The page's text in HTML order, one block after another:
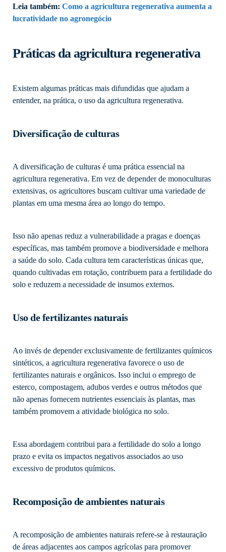
Leia também: Como a agricultura regenerativa aumenta a
lucratividade no agronegócio
Práticas da agricultura regenerativa
Existem algumas práticas mais difundidas que ajudam a
entender, na prática, o uso da agricultura regenerativa.
Diversificação de culturas
A diversificação de culturas é uma prática essencial na
agricultura regenerativa. Em vez de depender de monoculturas
extensivas, os agricultores buscam cultivar uma variedade de
plantas em uma mesma área ao longo do tempo.
Isso não apenas reduz a vulnerabilidade a pragas e doenças
específicas, mas também promove a biodiversidade e melhora
a saúde do solo. Cada cultura tem características únicas que,
quando cultivadas em rotação, contribuem para a fertilidade do
solo e reduzem a necessidade de insumos externos.
Uso de fertilizantes naturais
Ao invés de depender exclusivamente de fertilizantes químicos
sintéticos, a agricultura regenerativa favorece o uso de
fertilizantes naturais e orgânicos. Isso inclui o emprego de
esterco, compostagem, adubos verdes e outros métodos que
não apenas fornecem nutrientes essenciais às plantas, mas
também promovem a atividade biológica no solo.
Essa abordagem contribui para a fertilidade do solo a longo
prazo e evita os impactos negativos associados ao uso
excessivo de produtos químicos.
Recomposição de ambientes naturais
A recomposição de ambientes naturais refere-se à restauração
de áreas adjacentes aos campos agrícolas para promover